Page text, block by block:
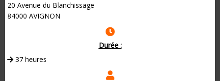
20 Avenue du Blanchissage
84000 AVIGNON
Durée :
37 heures